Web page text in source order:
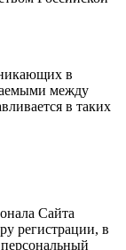
в
между
в таких
Сайта
регистрации, в
персональный